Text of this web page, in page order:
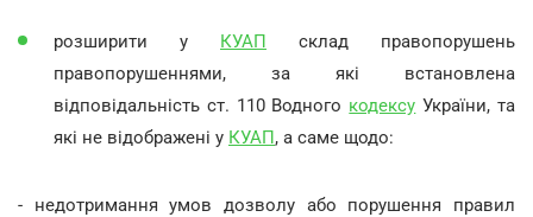
розширити у КУАП склад правопорушень
правопорушеннями, за які встановлена
відповідальність ст. 110 Водного кодексу України, та
які не відображені у КУАП, а саме щодо:
- недотримання умов дозволу або порушення правил